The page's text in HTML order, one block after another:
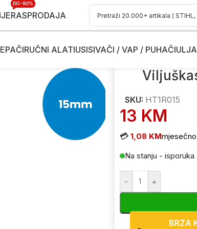
RASPRODAJA
DO -80%
RUČNI ALATIUSISIVAČI / VAP / PUHAČIULJA
Viljuškasto-okasti ključ sa račnom Hoegert HT1R015
SKU: HT1R015
13 KM
💳 1,08 KMmjesečno
Na stanju - isporuka
- +
BRZA